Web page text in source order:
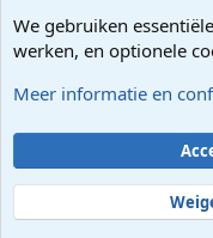
We gebruiken essentiële
werken, en optionele
Meer informatie en